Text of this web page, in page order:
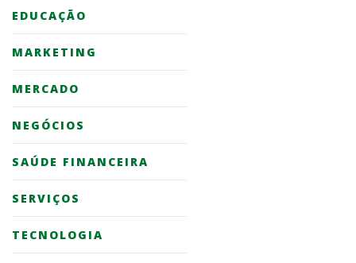
EDUCAÇÃO
MARKETING
MERCADO
NEGÓCIOS
SAÚDE FINANCEIRA
SERVIÇOS
TECNOLOGIA